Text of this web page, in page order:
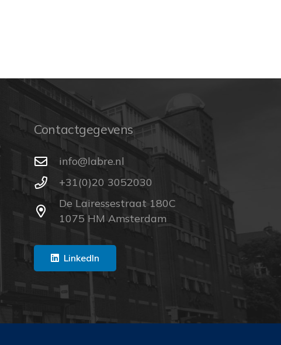
Contactgegevens
ln.erbal@ofni
+31(0)20 3052030
De Lairessestraat 180C
1075 HM Amsterdam
LinkedIn